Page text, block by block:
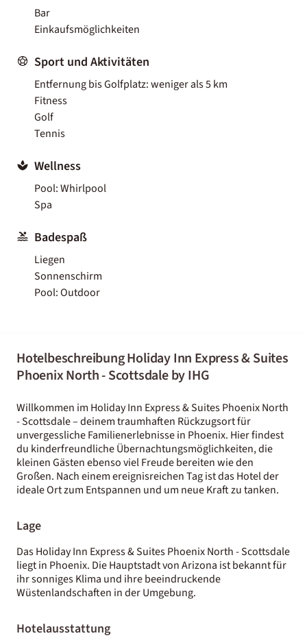
Bar
Einkaufsmöglichkeiten
Sport und Aktivitäten
Entfernung bis Golfplatz: weniger als 5 km
Fitness
Golf
Tennis
Wellness
Pool: Whirlpool
Spa
Badespaß
Liegen
Sonnenschirm
Pool: Outdoor
Hotelbeschreibung Holiday Inn Express & Suites
Phoenix North - Scottsdale by IHG
Willkommen im Holiday Inn Express & Suites Phoenix North
- Scottsdale – deinem traumhaften Rückzugsort für
unvergessliche Familienerlebnisse in Phoenix. Hier findest
du kinderfreundliche Übernachtungsmöglichkeiten, die
kleinen Gästen ebenso viel Freude bereiten wie den
Großen. Nach einem ereignisreichen Tag ist das Hotel der
ideale Ort zum Entspannen und um neue Kraft zu tanken.
Lage
Das Holiday Inn Express & Suites Phoenix North - Scottsdale
liegt in Phoenix. Die Hauptstadt von Arizona ist bekannt für
ihr sonniges Klima und ihre beeindruckende
Wüstenlandschaften in der Umgebung.
Hotelausstattung